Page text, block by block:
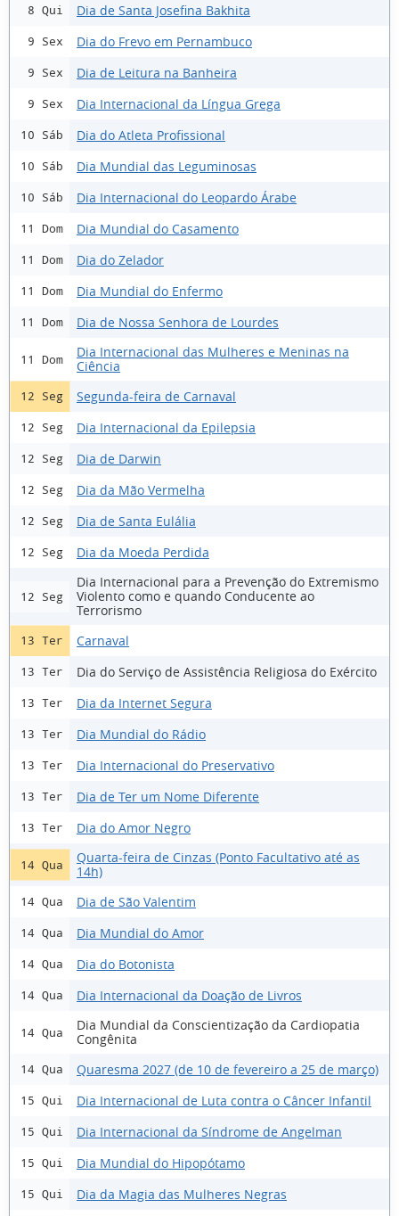
8 Qui Dia de Santa Josefina Bakhita
9 Sex Dia do Frevo em Pernambuco
9 Sex Dia de Leitura na Banheira
9 Sex Dia Internacional da Língua Grega
10 Sáb Dia do Atleta Profissional
10 Sáb Dia Mundial das Leguminosas
10 Sáb Dia Internacional do Leopardo Árabe
11 Dom Dia Mundial do Casamento
11 Dom Dia do Zelador
11 Dom Dia Mundial do Enfermo
11 Dom Dia de Nossa Senhora de Lourdes
11 Dom
Dia Internacional das Mulheres e Meninas na
Ciência
12 Seg Segunda-feira de Carnaval
12 Seg Dia Internacional da Epilepsia
12 Seg Dia de Darwin
12 Seg Dia da Mão Vermelha
12 Seg Dia de Santa Eulália
12 Seg Dia da Moeda Perdida
12 Seg
Dia Internacional para a Prevenção do Extremismo
Violento como e quando Conducente ao
Terrorismo
13 Ter Carnaval
13 Ter Dia do Serviço de Assistência Religiosa do Exército
13 Ter Dia da Internet Segura
13 Ter Dia Mundial do Rádio
13 Ter Dia Internacional do Preservativo
13 Ter Dia de Ter um Nome Diferente
13 Ter Dia do Amor Negro
14 Qua
Quarta-feira de Cinzas (Ponto Facultativo até as
14h)
14 Qua Dia de São Valentim
14 Qua Dia Mundial do Amor
14 Qua Dia do Botonista
14 Qua Dia Internacional da Doação de Livros
14 Qua
Dia Mundial da Conscientização da Cardiopatia
Congênita
14 Qua Quaresma 2027 (de 10 de fevereiro a 25 de março)
15 Qui Dia Internacional de Luta contra o Câncer Infantil
15 Qui Dia Internacional da Síndrome de Angelman
15 Qui Dia Mundial do Hipopótamo
15 Qui Dia da Magia das Mulheres Negras